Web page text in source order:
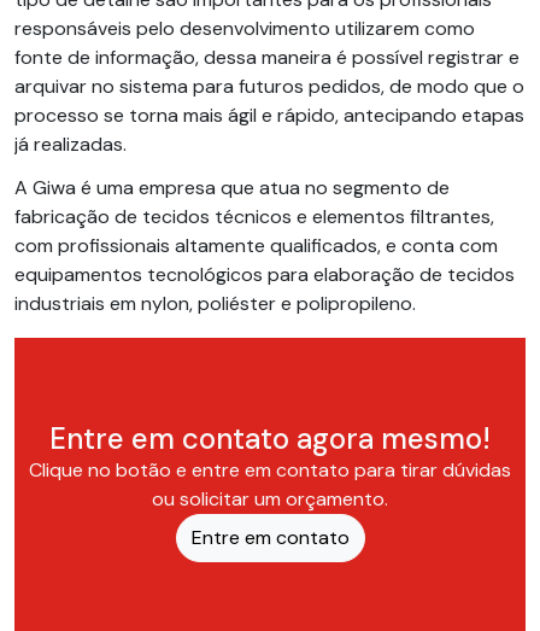
responsáveis pelo desenvolvimento utilizarem como
fonte de informação, dessa maneira é possível registrar e
arquivar no sistema para futuros pedidos, de modo que o
processo se torna mais ágil e rápido, antecipando etapas
já realizadas.
A Giwa é uma empresa que atua no segmento de
fabricação de tecidos técnicos e elementos filtrantes,
com profissionais altamente qualificados, e conta com
equipamentos tecnológicos para elaboração de tecidos
industriais em nylon, poliéster e polipropileno.
Entre em contato agora mesmo!
Clique no botão e entre em contato para tirar dúvidas
ou solicitar um orçamento.
Entre em contato